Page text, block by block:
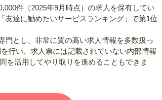
件（2025年9月時点）の求人を保有してい
友達に勧めたいサービスランキング」で第1位
とし、非常に質の高い求人情報を多数扱っ
行い、求人票には記載されていない内部情報
を活用してやり取りを進めることもできま